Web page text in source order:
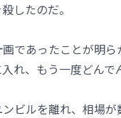
したのだ。
であったことが明
れ、もう一度どんで
ビルを離れ、相場